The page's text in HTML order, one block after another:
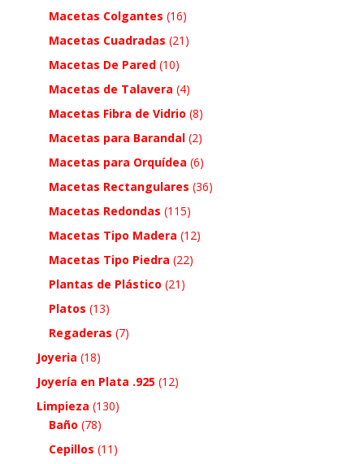
Macetas Colgantes (16)
Macetas Cuadradas (21)
Macetas De Pared (10)
Macetas de Talavera (4)
Macetas Fibra de Vidrio (8)
Macetas para Barandal (2)
Macetas para Orquídea (6)
Macetas Rectangulares (36)
Macetas Redondas (115)
Macetas Tipo Madera (12)
Macetas Tipo Piedra (22)
Plantas de Plástico (21)
Platos (13)
Regaderas (7)
Joyeria (18)
Joyería en Plata .925 (12)
Limpieza (130)
Baño (78)
Cepillos (11)